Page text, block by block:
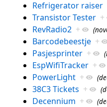
Refrigerator raiser
Transistor Tester +
RevRadio2 +
Barcodebeestje +
Pasjesprinter +
EspWifiTracker +
PowerLight +
38C3 Tickets +
Decennium +